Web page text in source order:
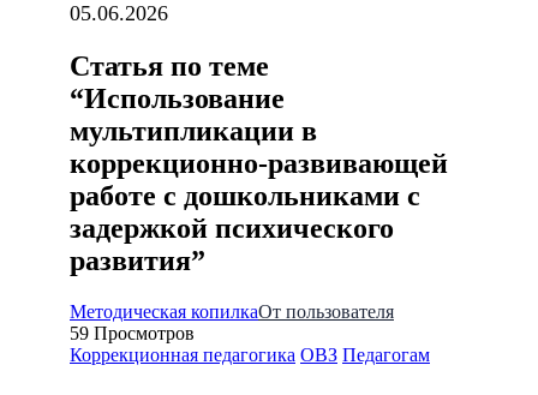
05.06.2026
Статья по теме
“Использование
мультипликации в
коррекционно-развивающей
работе с дошкольниками с
задержкой психического
развития”
Методическая копилкаОт пользователя
59 Просмотров
Коррекционная педагогика ОВЗ Педагогам